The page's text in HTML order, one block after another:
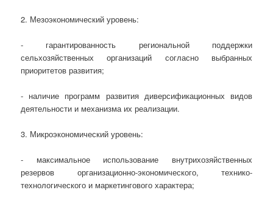
2. Мезоэкономический уровень:
- гарантированность региональной поддержки
сельхозяйственных организаций согласно выбранных
приоритетов развития;
- наличие программ развития диверсификационных видов
деятельности и механизма их реализации.
3. Микроэкономический уровень:
- максимальное использование внутрихозяйственных
резервов организационно-экономического, технико-
технологического и маркетингового характера;